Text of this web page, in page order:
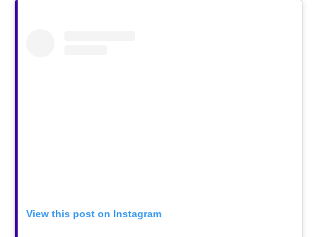
View this post on Instagram